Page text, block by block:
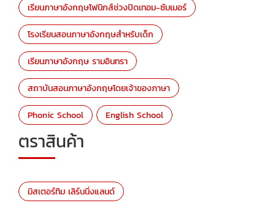
เรียนภาษาอังกฤษโฟนิกส์ช่วงปิดเทอม-ซัมเมอร์
โรงเรียนสอนภาษาอังกฤษสำหรับเด็ก
เรียนภาษาอังกฤษ รามอินทรา
สถาบันสอนภาษาอังกฤษโดยเจ้าของภาษา
Phonic School English School
ตราสินค้า
มิสเตอร์ทิม เลิร์นนิ่งแลนด์